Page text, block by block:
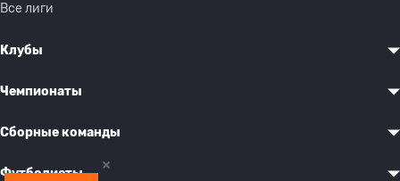
Все лиги
Клубы
Чемпионаты
Сборные команды
Футболисты